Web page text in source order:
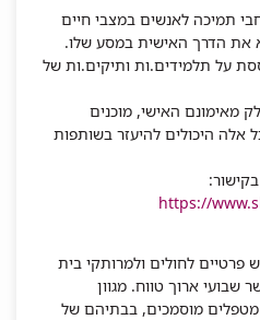
תמיכה לאנשים במצבי חיים
את הדרך האישית במסע שלו.
על תלמידים.ות ותיקים.ות של
מאימונם האישי, מוכנים
היכולים להיעזר בשותפות
https://
פרטיים לחולים ולמרותקי בית
ארוך טווח. מגוון
מטפלים מוסמכים, בבתיהם של